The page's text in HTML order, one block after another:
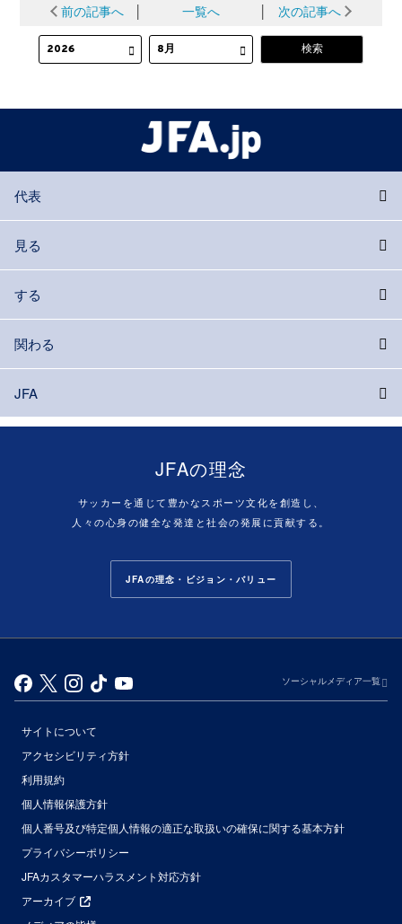
前の記事へ │ 一覧へ │ 次の記事へ
代表
見る
する
関わる
JFA
JFAの理念
サッカーを通じて豊かなスポーツ文化を創造し、
人々の心身の健全な発達と社会の発展に貢献する。
JFAの理念・ビジョン・バリュー
ソーシャルメディア一覧
サイトについて
アクセシビリティ方針
利用規約
個人情報保護方針
個人番号及び特定個人情報の適正な取扱いの確保に関する基本方針
プライバシーポリシー
JFAカスタマーハラスメント対応方針
アーカイブ